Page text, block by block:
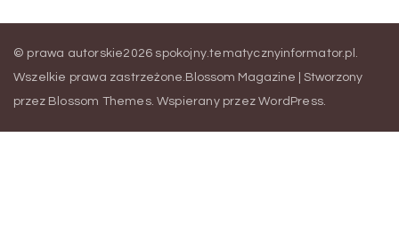
© prawa autorskie2026 spokojny.tematycznyinformator.pl .
Wszelkie prawa zastrzeżone. Blossom Magazine | Stworzony
przez Blossom Themes. Wspierany przezWordPress.